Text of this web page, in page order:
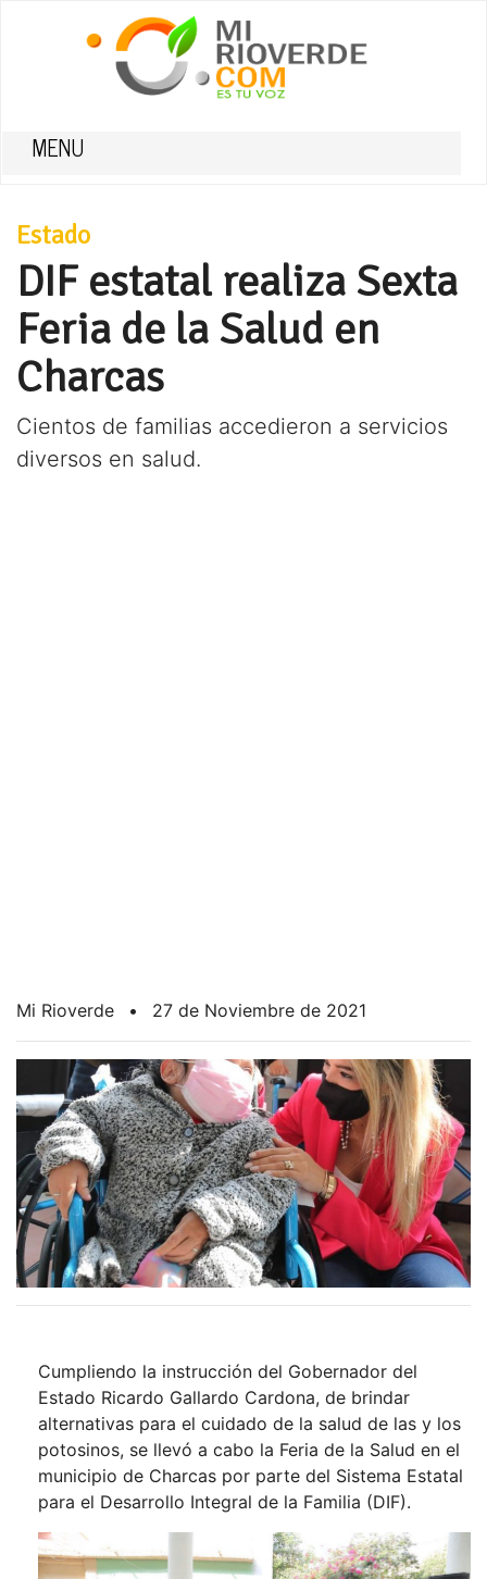
MENU
Estado
DIF estatal realiza Sexta
Feria de la Salud en
Charcas
Cientos de familias accedieron a servicios
diversos en salud.
Mi Rioverde • 27 de Noviembre de 2021
Cumpliendo la instrucción del Gobernador del
Estado Ricardo Gallardo Cardona, de brindar
alternativas para el cuidado de la salud de las y los
potosinos, se llevó a cabo la Feria de la Salud en el
municipio de Charcas por parte del Sistema Estatal
para el Desarrollo Integral de la Familia (DIF).